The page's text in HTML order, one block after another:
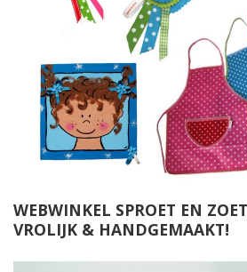
WEBWINKEL SPROET EN
VROLIJK & HANDGEMAAKT!